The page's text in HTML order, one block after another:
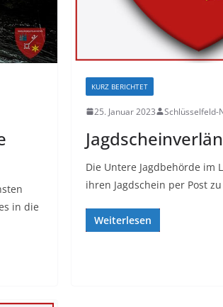
in die
KURZ BERICHTET
25. Januar 2023 Schlüsselfeld-
Die Untere Jagdbehörde im
ihren Jagdschein per Post
Weiterlesen